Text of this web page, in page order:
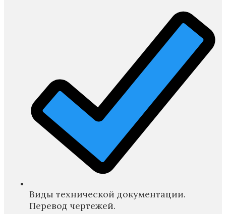
Виды технической документации.
Перевод чертежей.